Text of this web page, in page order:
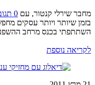
מחבר שירלי קנטור, עם 0 תגובות
השתתפתי בכנס מרחב
לקריאה נוספת